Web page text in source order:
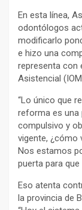
En esta línea,
odontólogos
modificarlo
e hizo una
representa con
Asistencial
“Lo único que
reforma es una
compulsivo y
vigente, ¿cómo
Nos estamos
puerta para
Eso atenta
la provincia de